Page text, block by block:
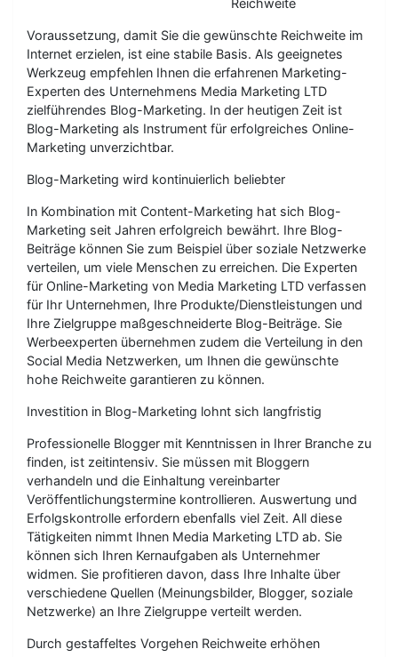
Voraussetzung, damit Sie die gewünschte Reichweite im
Internet erzielen, ist eine stabile Basis. Als geeignetes
Werkzeug empfehlen Ihnen die erfahrenen Marketing-
Experten des Unternehmens Media Marketing LTD
zielführendes Blog-Marketing. In der heutigen Zeit ist
Blog-Marketing als Instrument für erfolgreiches Online-
Marketing unverzichtbar.
Blog-Marketing wird kontinuierlich beliebter
In Kombination mit Content-Marketing hat sich Blog-
Marketing seit Jahren erfolgreich bewährt. Ihre Blog-
Beiträge können Sie zum Beispiel über soziale Netzwerke
verteilen, um viele Menschen zu erreichen. Die Experten
für Online-Marketing von Media Marketing LTD verfassen
für Ihr Unternehmen, Ihre Produkte/Dienstleistungen und
Ihre Zielgruppe maßgeschneiderte Blog-Beiträge. Sie
Werbeexperten übernehmen zudem die Verteilung in den
Social Media Netzwerken, um Ihnen die gewünschte
hohe Reichweite garantieren zu können.
Investition in Blog-Marketing lohnt sich langfristig
Professionelle Blogger mit Kenntnissen in Ihrer Branche zu
finden, ist zeitintensiv. Sie müssen mit Bloggern
verhandeln und die Einhaltung vereinbarter
Veröffentlichungstermine kontrollieren. Auswertung und
Erfolgskontrolle erfordern ebenfalls viel Zeit. All diese
Tätigkeiten nimmt Ihnen Media Marketing LTD ab. Sie
können sich Ihren Kernaufgaben als Unternehmer
widmen. Sie profitieren davon, dass Ihre Inhalte über
verschiedene Quellen (Meinungsbilder, Blogger, soziale
Netzwerke) an Ihre Zielgruppe verteilt werden.
Durch gestaffeltes Vorgehen Reichweite erhöhen